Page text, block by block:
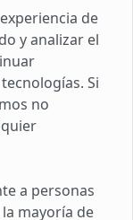
FAP por
en Chiclayo
ataque de
de
y analizar el
Si
no
a personas
mayoría de